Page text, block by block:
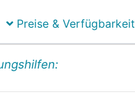
Preise & Verfügbarkeit